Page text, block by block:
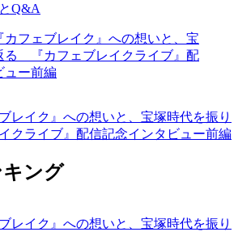
Q&A
レイク』への想いと、宝塚時代を振り
クライブ』配信記念インタビュー前編
ング
レイク』への想いと、宝塚時代を振り